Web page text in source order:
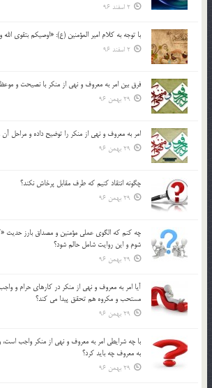
2 اسفند 96
با توجه به كلام امير المؤمنين (ع): «اوصيكم بتقوي
2 اسفند 96
فرق بين امر به معروف و نهي از منكر با نصيحت و
29 بهمن 96
امر به معروف و نهي از منكر را توضيح داده و مراحل آن
29 بهمن 96
چگونه انتقاد كنيم كه طرف مقابل پرخاش نكند؟
29 بهمن 96
چه كنم كه الگوي عملي مؤمنين و مصداق بارز حديث
شوم و اين روايت شامل حالم شود؟
29 بهمن 96
آيا امر به معروف و نهي از منكر در كارهاي حرام و
مستحب و مكروه هم تحقق پيدا مي كند؟
29 بهمن 96
با چه شرايطي امر به معروف و نهي از منکر واجب است،
به معروف چه بايد کرد؟
29 بهمن 96